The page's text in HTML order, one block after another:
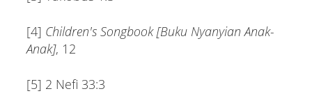
[4] Children's Songbook [Buku Nyanyian Anak-
Anak], 12
[5] 2 Nefi 33:3